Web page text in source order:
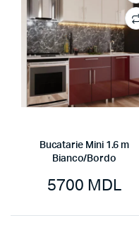
Bucatarie Mini 1.6 m
Bianco/Bordo
5700 MDL